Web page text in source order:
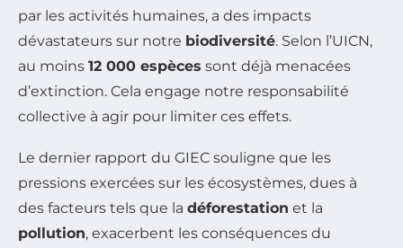
par les activités humaines, a des impacts
dévastateurs sur notre biodiversité. Selon l’UICN,
au moins 12 000 espèces sont déjà menacées
d’extinction. Cela engage notre responsabilité
collective à agir pour limiter ces effets.
Le dernier rapport du GIEC souligne que les
pressions exercées sur les écosystèmes, dues à
des facteurs tels que la déforestation et la
pollution, exacerbent les conséquences du